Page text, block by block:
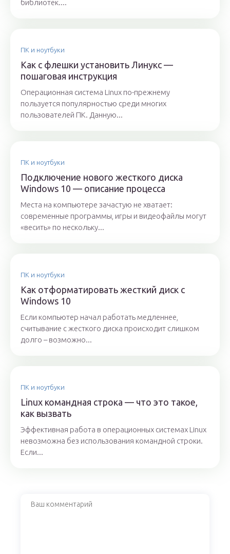
библиотек....
ПК и ноутбуки
Как с флешки установить Линукс —
пошаговая инструкция
Операционная система Linux по-прежнему
пользуется популярностью среди многих
пользователей ПК. Данную...
ПК и ноутбуки
Подключение нового жесткого диска
Windows 10 — описание процесса
Места на компьютере зачастую не хватает:
современные программы, игры и видеофайлы могут
«весить» по нескольку...
ПК и ноутбуки
Как отформатировать жесткий диск с
Windows 10
Если компьютер начал работать медленнее,
считывание с жесткого диска происходит слишком
долго – возможно...
ПК и ноутбуки
Linux командная строка — что это такое,
как вызвать
Эффективная работа в операционных системах Linux
невозможна без использования командной строки.
Если...